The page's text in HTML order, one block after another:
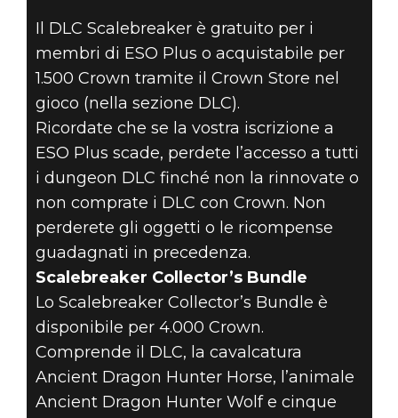
Il DLC Scalebreaker è gratuito per i
membri di ESO Plus o acquistabile per
1.500 Crown tramite il Crown Store nel
gioco (nella sezione DLC).
Ricordate che se la vostra iscrizione a
ESO Plus scade, perdete l’accesso a tutti
i dungeon DLC finché non la rinnovate o
non comprate i DLC con Crown. Non
perderete gli oggetti o le ricompense
guadagnati in precedenza.
Scalebreaker Collector’s Bundle
Lo Scalebreaker Collector’s Bundle è
disponibile per 4.000 Crown.
Comprende il DLC, la cavalcatura
Ancient Dragon Hunter Horse, l’animale
Ancient Dragon Hunter Wolf e cinque